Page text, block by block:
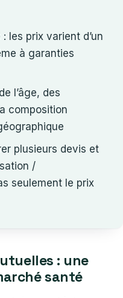
les prix varient d’un
à garanties
l’âge, des
composition
plusieurs devis et
/
seulement le prix
: une
santé